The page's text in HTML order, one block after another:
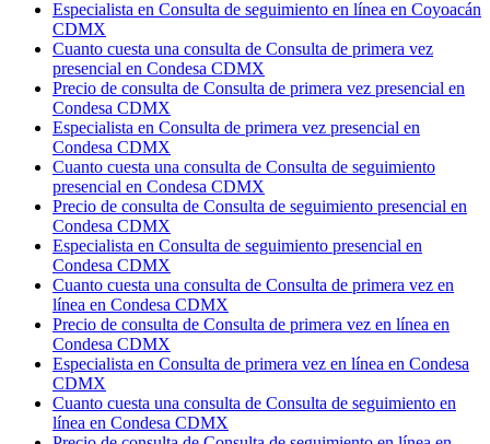
Especialista en Consulta de seguimiento en línea en Coyoacán
CDMX
Cuanto cuesta una consulta de Consulta de primera vez
presencial en Condesa CDMX
Precio de consulta de Consulta de primera vez presencial en
Condesa CDMX
Especialista en Consulta de primera vez presencial en
Condesa CDMX
Cuanto cuesta una consulta de Consulta de seguimiento
presencial en Condesa CDMX
Precio de consulta de Consulta de seguimiento presencial en
Condesa CDMX
Especialista en Consulta de seguimiento presencial en
Condesa CDMX
Cuanto cuesta una consulta de Consulta de primera vez en
línea en Condesa CDMX
Precio de consulta de Consulta de primera vez en línea en
Condesa CDMX
Especialista en Consulta de primera vez en línea en Condesa
CDMX
Cuanto cuesta una consulta de Consulta de seguimiento en
línea en Condesa CDMX